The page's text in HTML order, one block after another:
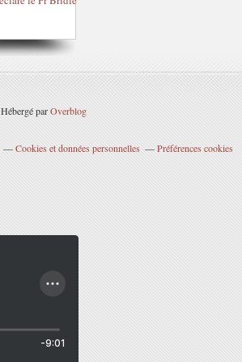
Hébergé parOverblog
Cookies et données personnelles Préférences cookies
-9:01